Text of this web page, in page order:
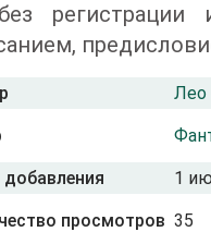
Лео
1
просмотров 35